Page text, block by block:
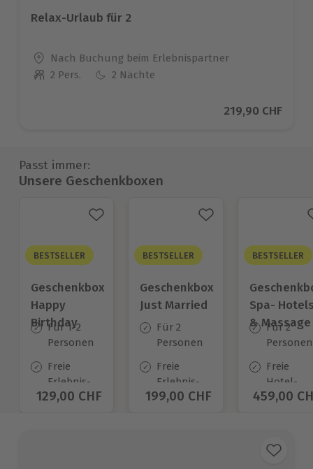
Relax-Urlaub für 2
Standort
Nach Buchung beim Erlebnispartner
Anzahl der Teilnehmer
2 Pers. 2 Nächte
Aktueller Preis
219,90 CHF
Passt immer:
Unsere Geschenkboxen
BESTSELLER
Geschenkbox
Happy
Birthday
Für 1-2
Personen
Freie
Erlebnis-
Auswahl
Aktueller Preis
129,00 CHF
BESTSELLER
Geschenkbox
Just Married
Für 2
Personen
Freie
Erlebnis-
Auswahl
Aktueller Preis
199,00 CHF
BESTSELLER
Spa-
& Massage
Für 2
Personen
Freie
Hotel-
Auswahl
Aktueller
459,00